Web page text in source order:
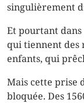
singulièrement
Et pourtant dans
qui tiennent des
enfants, qui
Mais cette prise
bloquée. Des